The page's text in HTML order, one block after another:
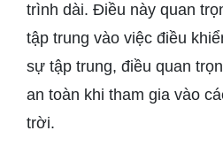
trình dài. Điều này quan
tập trung vào việc điều
sự tập trung, điều quan
an toàn khi tham gia vào
trời.